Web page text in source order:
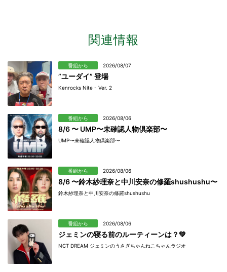
関連情報
番組から 2026/08/07
”ユーダイ” 登場
Kenrocks Nite - Ver. 2
番組から 2026/08/06
8/6 〜 UMP〜未確認人物倶楽部〜
UMP〜未確認人物倶楽部〜
番組から 2026/08/06
8/6 〜鈴木紗理奈と中川安奈の修羅shushushu〜
鈴木紗理奈と中川安奈の修羅shushushu
番組から 2026/08/06
ジェミンの寝る前のルーティーンは？💚
NCT DREAM ジェミンのうさぎちゃんねこちゃんラジオ